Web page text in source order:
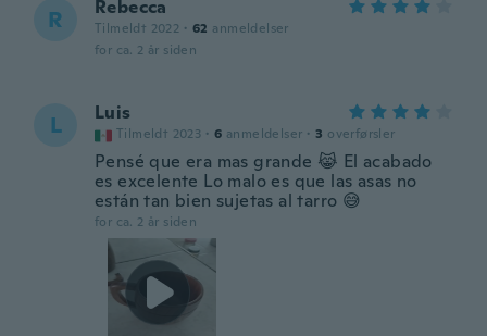
R Rebecca
Tilmeldt 2022 · 62 anmeldelser
for ca. 2 år siden
L Luis
Tilmeldt 2023 · 6 anmeldelser · 3 overførsler
Pensé que era mas grande 😹 El acabado
es excelente Lo malo es que las asas no
están tan bien sujetas al tarro 😅
for ca. 2 år siden